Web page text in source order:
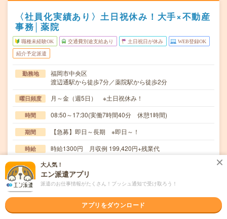
〈社員化実績あり〉土日祝休み！大手×不動産
事務│薬院
職種未経験OK 交通費別途支給あり 土日祝日が休み WEB登録OK
紹介予定派遣
勤務地
福岡市中央区
渡辺通駅から徒歩7分／薬院駅から徒歩2分
曜日頻度 月～金（週5日） ※土日祝休み！
時間 08:50～17:30(実働7時間40分 休憩1時間)
期間 【急募】即日～長期 ※即日～！
時給 時給1300円 月収例 199,420円+残業代
全額支給
仕事内容
＊保有不動産の維持管理（建物・設備の確認）※適度…
応募資格 職種未経験OK / ブランクOK / 英語力不要
大人気！
エン派遣アプリ
派遣のお仕事情報がたくさん！プッシュ通知で受け取ろう！
アプリをダウンロード